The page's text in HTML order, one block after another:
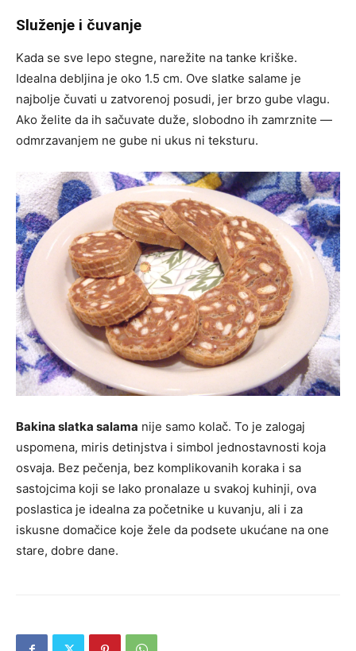
Služenje i čuvanje
Kada se sve lepo stegne, narežite na tanke kriške.
Idealna debljina je oko 1.5 cm. Ove slatke salame je
najbolje čuvati u zatvorenoj posudi, jer brzo gube vlagu.
Ako želite da ih sačuvate duže, slobodno ih zamrznite —
odmrzavanjem ne gube ni ukus ni teksturu.
Bakina slatka salama nije samo kolač. To je zalogaj
uspomena, miris detinjstva i simbol jednostavnosti koja
osvaja. Bez pečenja, bez komplikovanih koraka i sa
sastojcima koji se lako pronalaze u svakoj kuhinji, ova
poslastica je idealna za početnike u kuvanju, ali i za
iskusne domačice koje žele da podsete ukućane na one
stare, dobre dane.